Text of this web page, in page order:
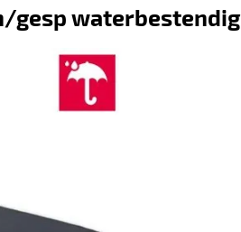
gesp waterbestendig